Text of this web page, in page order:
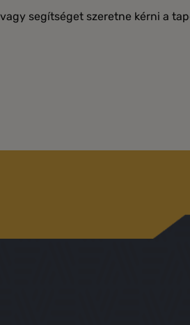
segítséget szeretne kérni a